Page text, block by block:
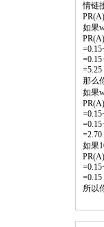
情链
如果
=5.25
那么
如果
=2.70
如果
=0.15
所以